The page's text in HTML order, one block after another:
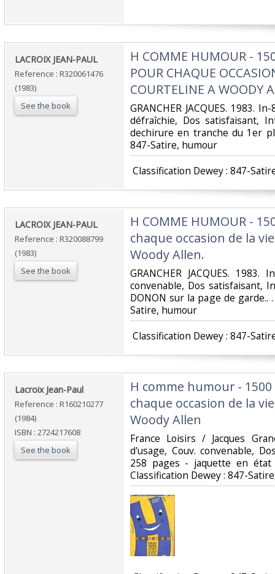
‎LACROIX JEAN-PAUL‎
Reference : R320061476
(1983)
See the book
‎H COMME HUMOUR -
POUR CHAQUE
COURTELINE A WOODY
‎GRANCHER JACQUES. 1983.
défraîchie, Dos satisfaisant,
dechirure en tranche du 1er
847-Satire, humour‎
Classification Dewey : 847-
‎LACROIX JEAN-PAUL‎
Reference : R320088799
(1983)
See the book
‎H COMME HUMOUR -
chaque occasion de la
Woody Allen.‎
‎GRANCHER JACQUES.
convenable, Dos satisfaisant,
DONON sur la page de garde..
Satire, humour‎
Classification Dewey : 847-
‎Lacroix Jean-Paul‎
Reference : R160210277
(1984)
ISBN : 2724217608
See the book
‎H comme humour -
chaque occasion de la
Woody Allen‎
‎France Loisirs / Jacques
d'usage, Couv. convenable,
258 pages - jaquette en état
Classification Dewey : 847-